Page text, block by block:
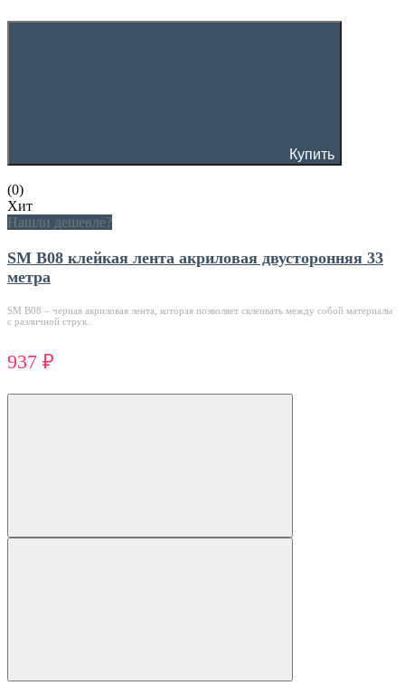
Купить
(0)
Хит
Нашли дешевле?
SM B08 клейкая лента акриловая двусторонняя 33
метра
SM В08 – черная акриловая лента, которая позволяет склеивать между собой материалы
с различной струк..
937 ₽